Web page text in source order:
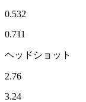
0.532
0.711
ヘッドショット
2.76
3.24